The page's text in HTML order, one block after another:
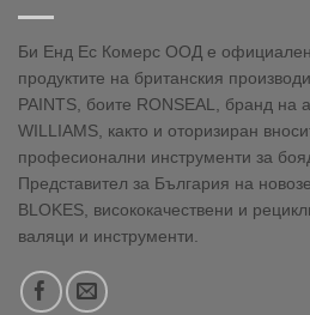
Би Енд Ес Комерс ООД е официален
продуктите на британския
PAINTS, боите RONSEAL, бранд на
WILLIAMS, както и оторизиран
професионални инструменти за
Представител за България на
BLOKES, висококачествени и
валяци и инструменти.